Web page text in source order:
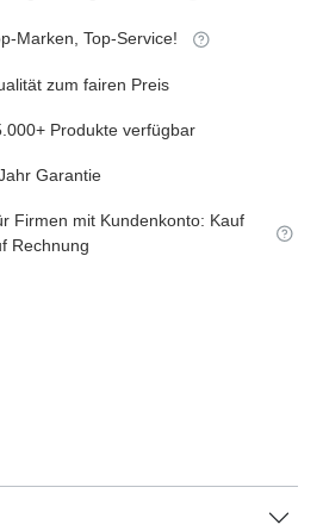
Marken, Top-Service!
zum fairen Preis
Produkte verfügbar
Garantie
Firmen mit Kundenkonto: Kauf
Rechnung